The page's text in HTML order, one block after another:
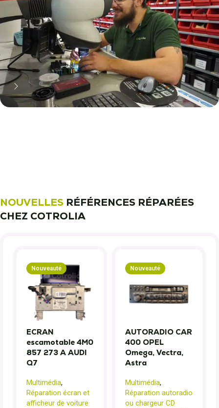
NOUVELLES RÉFÉRENCES RÉPARÉES
CHEZ COTROLIA
Nouveauté
ECRAN
escamotable 4M0
857 273 A AUDI
Q7
Multimédia,
Réparation écran et
afficheur de voiture
Nouveauté
AUTORADIO CAR
400 OPEL
Omega, Vectra,
Astra
Multimédia,
Réparation autoradio
ou chargeur CD